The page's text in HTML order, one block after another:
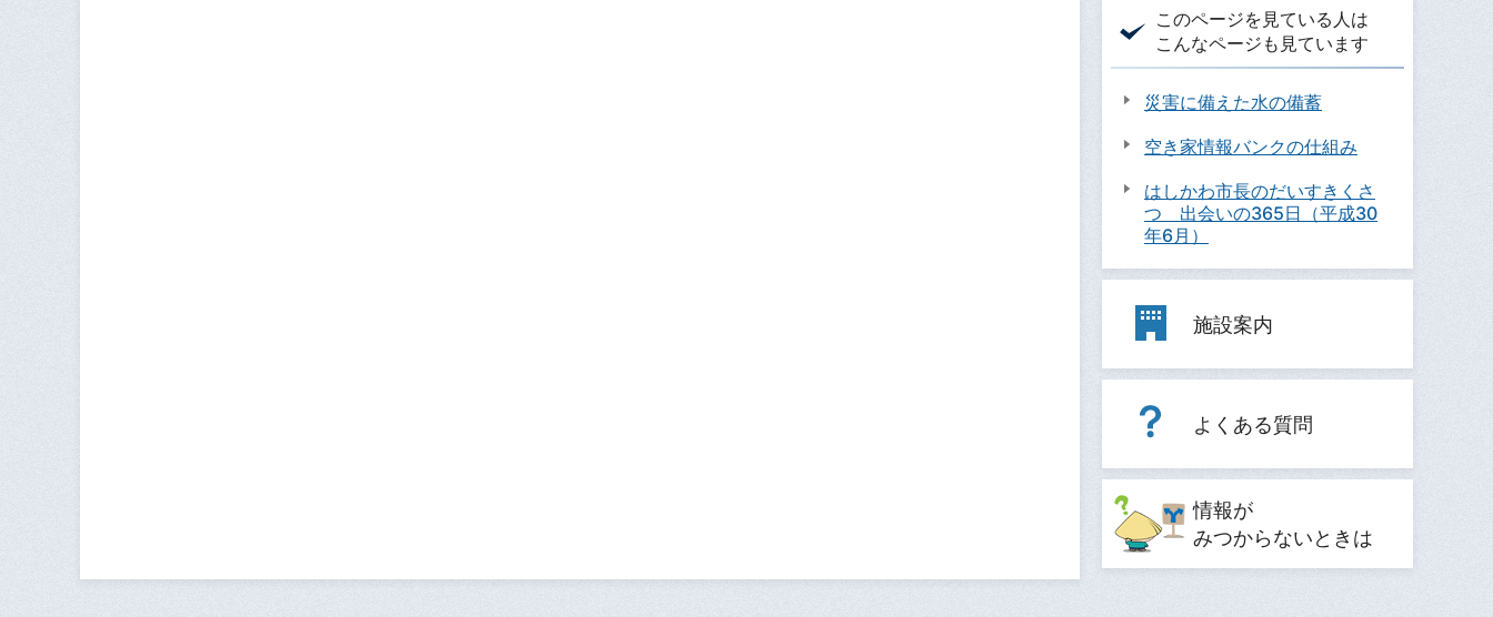
このページを見ている人は
こんなページも見ています
災害に備えた水の備蓄
空き家情報バンクの仕組み
はしかわ市長のだいすきくさ
つ 出会いの365日（平成30
年6月）
施設案内
よくある質問
情報が
みつからないときは